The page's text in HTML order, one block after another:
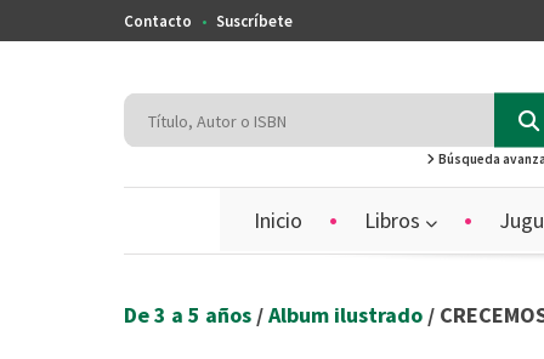
Contacto Suscríbete
Búsqueda
Inicio Libros
De 3 a 5 años /Album ilustrado /